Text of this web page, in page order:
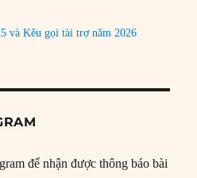
và Kêu gọi tài trợ năm 2026
để nhận được thông báo bài